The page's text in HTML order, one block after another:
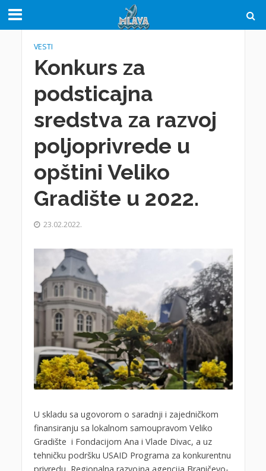
VESTI
Konkurs za
podsticajna
sredstva za razvoj
poljoprivrede u
opštini Veliko
Gradište u 2022.
23.02.2022.
U skladu sa ugovorom o saradnji i zajedničkom
finansiranju sa lokalnom samoupravom Veliko
Gradište i Fondacijom Ana i Vlade Divac, a uz
tehničku podršku USAID Programa za konkurentnu